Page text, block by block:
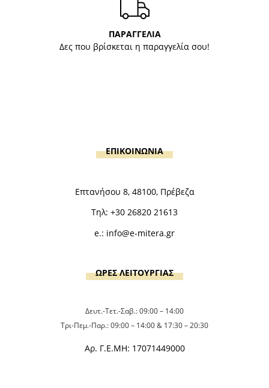
ΠΑΡΑΓΓΕΛΙΑ
Δες που βρίσκεται η παραγγελία σου!
ΕΠΙΚΟΙΝΩΝΙΑ
Επτανήσου 8, 48100, Πρέβεζα
Τηλ: +30 26820 21613
e.: info@e-mitera.gr
ΩΡΕΣ ΛΕΙΤΟΥΡΓΙΑΣ
Δευτ.-Τετ.-Σαβ.: 09:00 – 14:00
Τρι-Πεμ.-Παρ.: 09:00 – 14:00 & 17:30 – 20:30
Αρ. Γ.Ε.ΜΗ: 17071449000